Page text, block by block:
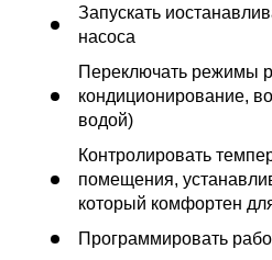
Запускать
насоса
Переключать режимы
кондиционирование,
водой)
Контролировать
помещения,
который комфортен
Программировать